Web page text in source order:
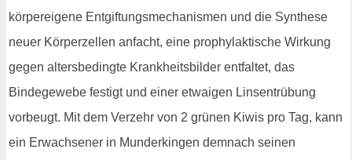
körpereigene Entgiftungsmechanismen und die Synthese
neuer Körperzellen anfacht, eine prophylaktische Wirkung
gegen altersbedingte Krankheitsbilder entfaltet, das
Bindegewebe festigt und einer etwaigen Linsentrübung
vorbeugt. Mit dem Verzehr von 2 grünen Kiwis pro Tag, kann
ein Erwachsener in Munderkingen demnach seinen